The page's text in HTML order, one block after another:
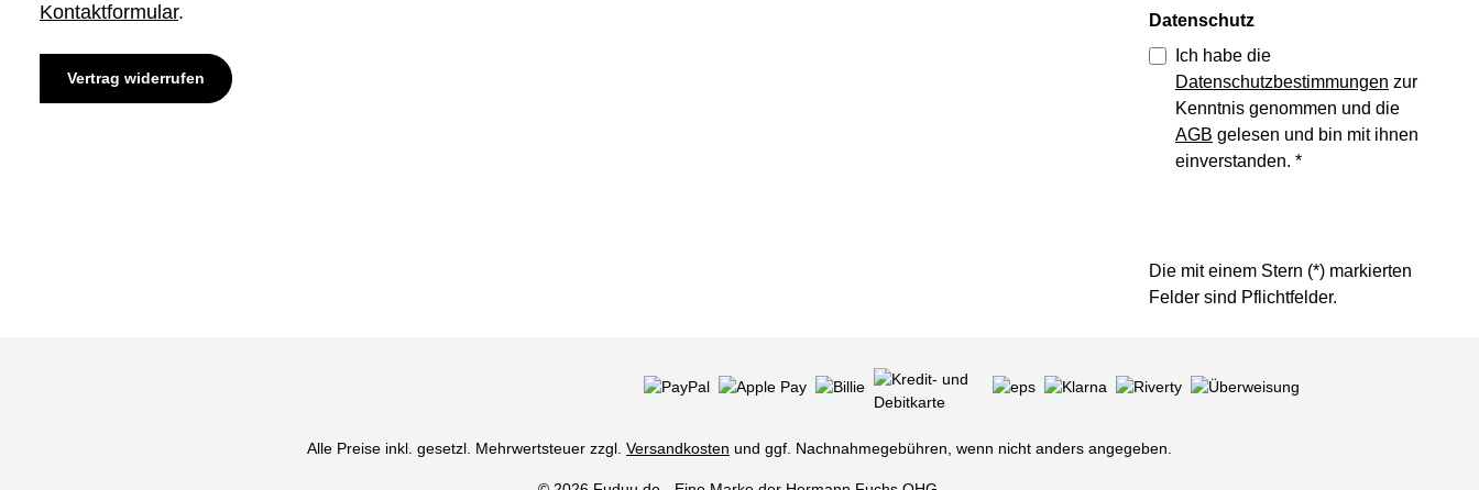
Kontaktformular.
Vertrag widerrufen
Datenschutz
Ich habe die
Datenschutzbestimmungen zur
Kenntnis genommen und die
AGB gelesen und bin mit ihnen
einverstanden. *
Die mit einem Stern (*) markierten
Felder sind Pflichtfelder.
Alle Preise inkl. gesetzl. Mehrwertsteuer zzgl. Versandkosten und ggf. Nachnahmegebühren, wenn nicht anders angegeben.